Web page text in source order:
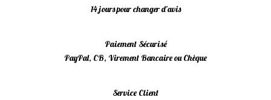
14 jours pour changer d’avis
Paiement Sécurisé
PayPal, CB, Virement Bancaire ou Chèque
Service Client